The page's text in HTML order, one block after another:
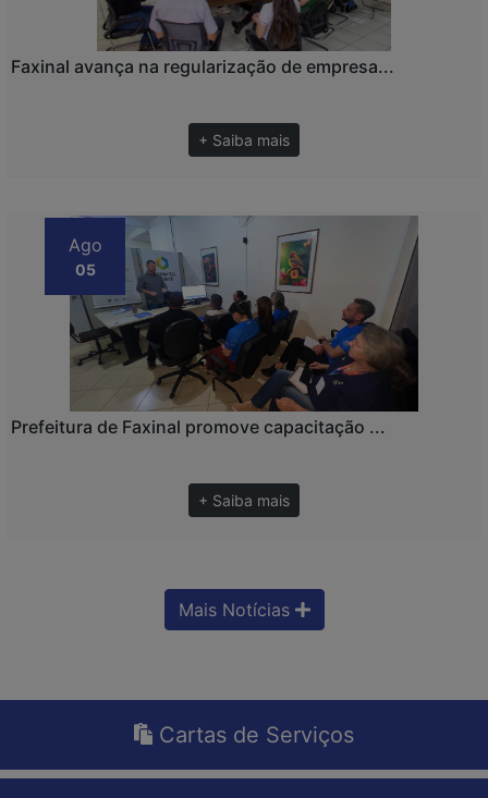
Faxinal avança na regularização de empresa...
+ Saiba mais
Ago
05
Prefeitura de Faxinal promove capacitação ...
+ Saiba mais
Mais Notícias
Cartas de Serviços